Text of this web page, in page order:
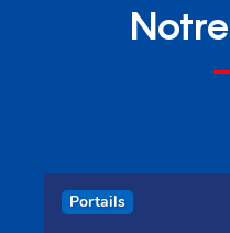
Portails